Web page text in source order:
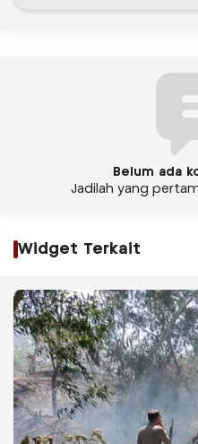
Belum ada
Jadilah yang
Widget Terkait